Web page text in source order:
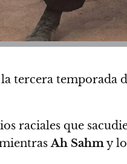
la tercera temporada
raciales que
Ah Sahmy